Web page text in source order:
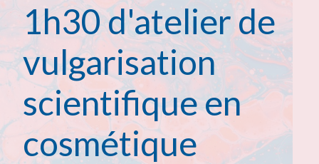
1h30 d'atelier de
vulgarisation
scientifique en
cosmétique